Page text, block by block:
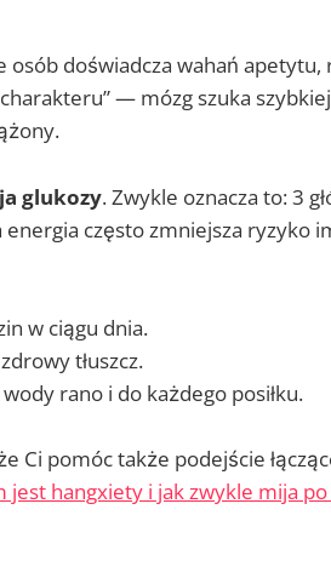
doświadcza wahań apetytu,
— mózg szuka
glukozy. Zwykle oznacza to: 3
często zmniejsza ryzyko
w ciągu dnia.
tłuszcz.
rano i do każdego posiłku.
Ci pomóc także podejście
jest hangxiety i jak zwykle mija